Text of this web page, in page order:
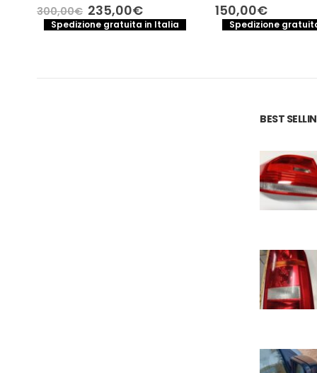
150,00€
Spedizione gratuita in Italia
200,00€
Spedizione
BEST